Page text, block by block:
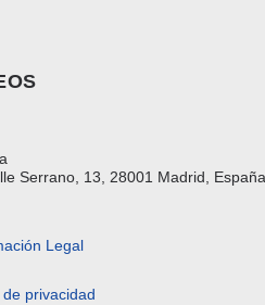
Serrano, 13, 28001 Madrid,
Legal
privacidad